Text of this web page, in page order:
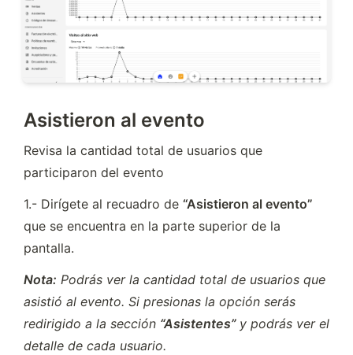
Asistieron al evento
Revisa la cantidad total de usuarios que
participaron del evento
1.- Dirígete al recuadro de
que se encuentra en la parte superior de la
pantalla.
Nota: Podrás ver la cantidad total de usuarios que
asistió al evento. Si presionas la opción serás
redirigido a la sección “Asistentes” y podrás ver el
detalle de cada usuario.